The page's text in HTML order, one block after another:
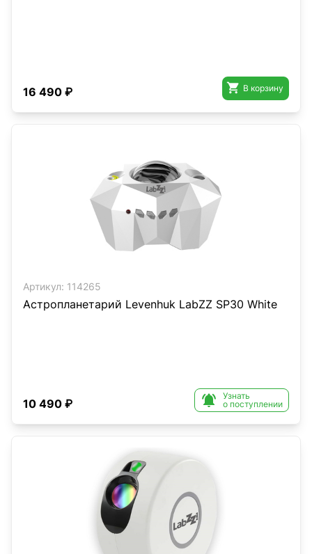
16 490 ₽  В корзину
Артикул: 114265
Астропланетарий Levenhuk LabZZ SP30 White
10 490 ₽ 
Узнать
о поступлении